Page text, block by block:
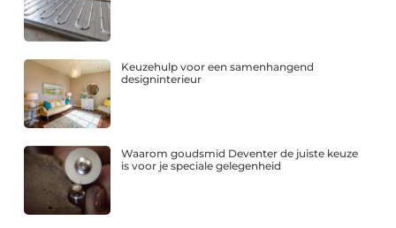
Keuzehulp voor een samenhangend
designinterieur
Waarom goudsmid Deventer de juiste keuze
is voor je speciale gelegenheid